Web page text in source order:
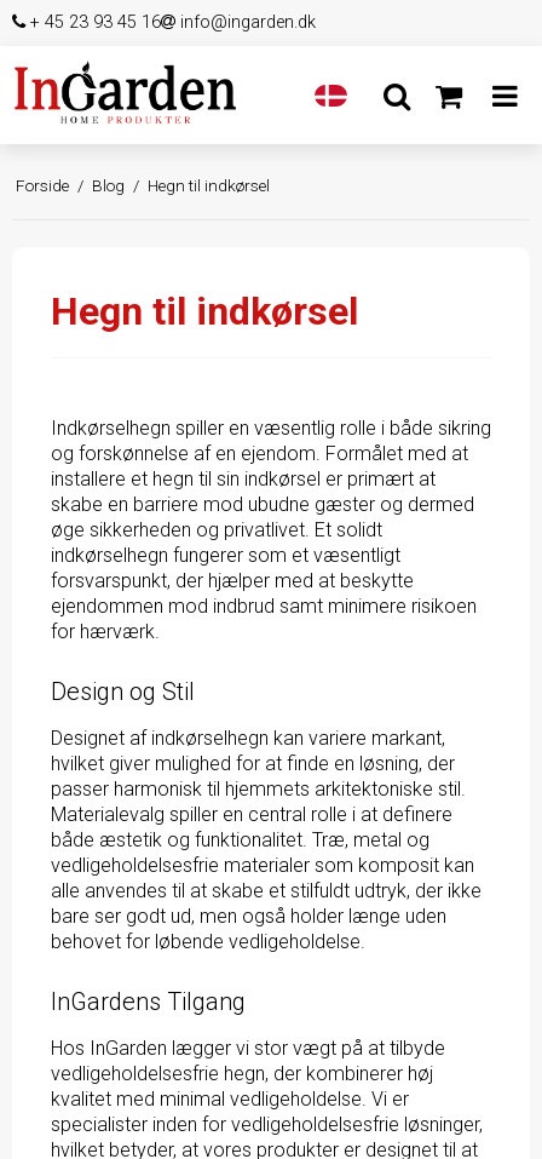
+ 45 23 93 45 16 info@ingarden.dk
Forside / Blog / Hegn til indkørsel
Hegn til indkørsel
Indkørselhegn spiller en væsentlig rolle i både sikring
og forskønnelse af en ejendom. Formålet med at
installere et hegn til sin indkørsel er primært at
skabe en barriere mod ubudne gæster og dermed
øge sikkerheden og privatlivet. Et solidt
indkørselhegn fungerer som et væsentligt
forsvarspunkt, der hjælper med at beskytte
ejendommen mod indbrud samt minimere risikoen
for hærværk.
Design og Stil
Designet af indkørselhegn kan variere markant,
hvilket giver mulighed for at finde en løsning, der
passer harmonisk til hjemmets arkitektoniske stil.
Materialevalg spiller en central rolle i at definere
både æstetik og funktionalitet. Træ, metal og
vedligeholdelsesfrie materialer som komposit kan
alle anvendes til at skabe et stilfuldt udtryk, der ikke
bare ser godt ud, men også holder længe uden
behovet for løbende vedligeholdelse.
InGardens Tilgang
Hos InGarden lægger vi stor vægt på at tilbyde
vedligeholdelsesfrie hegn, der kombinerer høj
kvalitet med minimal vedligeholdelse. Vi er
specialister inden for vedligeholdelsesfrie løsninger,
hvilket betyder, at vores produkter er designet til at